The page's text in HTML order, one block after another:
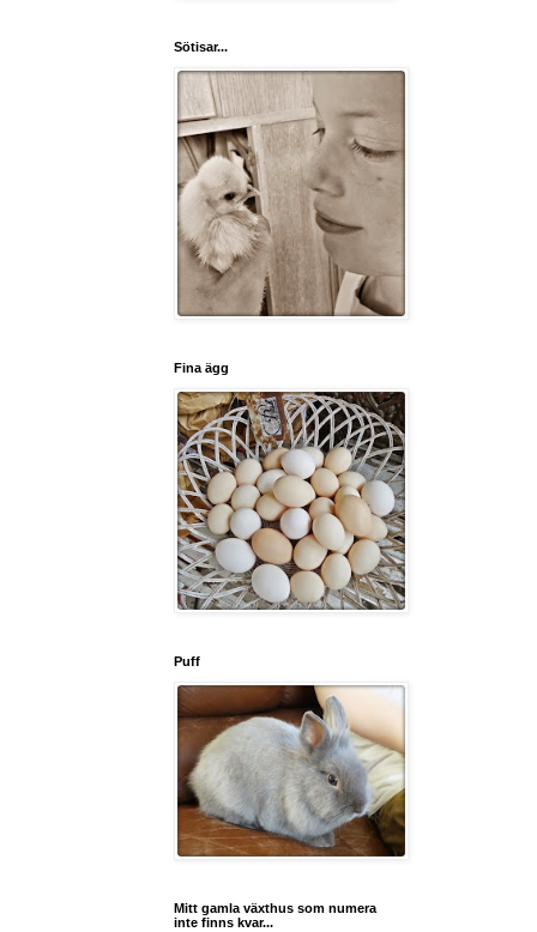
Sötisar...
Fina ägg
Puff
Mitt gamla växthus som numera
inte finns kvar...